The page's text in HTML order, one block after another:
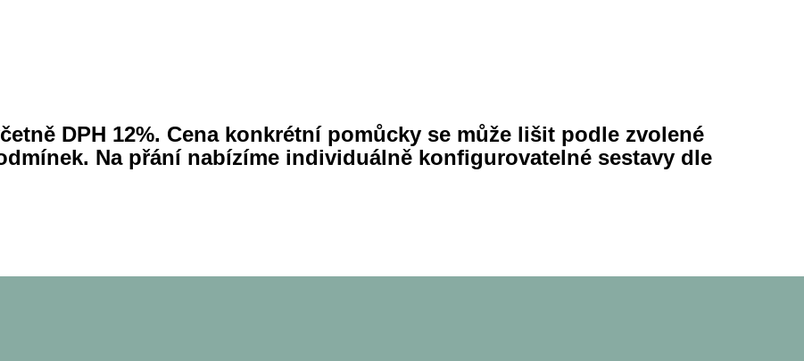
DPH 12%. Cena konkrétní pomůcky se může lišit podle zvolené
Na přání nabízíme individuálně konfigurovatelné sestavy dle